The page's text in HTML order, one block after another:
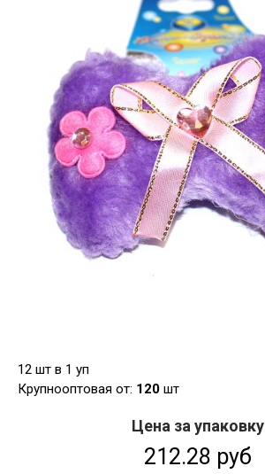
12 шт в 1 уп
Крупнооптовая от: 120 шт
Цена за упаковку
212.28 руб